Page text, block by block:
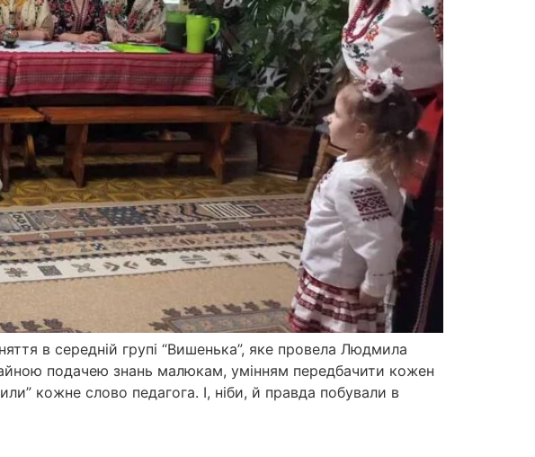
в середній групі “Вишенька”, яке провела Людмила
подачею знань малюкам, умінням передбачити кожен
кожне слово педагога. І, ніби, й правда побували в